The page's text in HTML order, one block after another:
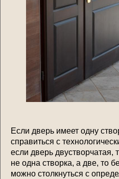
Если дверь имеет одну
справиться с
если дверь двустворчатая,
не одна створка, а две, то
можно столкнуться с